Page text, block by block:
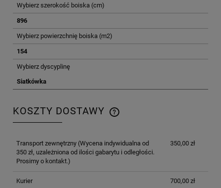
Wybierz szerokość boiska (cm)
896
Wybierz powierzchnię boiska (m2)
154
Wybierz dyscyplinę
Siatkówka
KOSZTY DOSTAWY
CENA NIE ZAWIERA EWENTUALNYCH KOSZTÓW
Transport zewnętrzny(Wycena indywidualna od
350 zł, uzależniona od ilości gabarytu i odległości.
Prosimy o kontakt.)
350,00 zł
Kurier 700,00 zł